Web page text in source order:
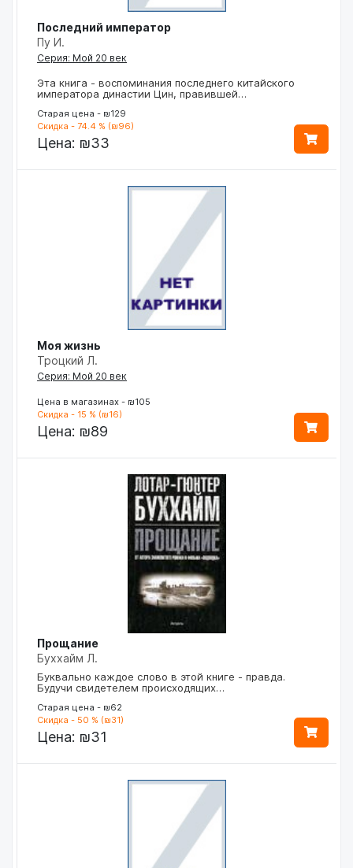
Последний император
Пу И.
Серия: Мой 20 век
Эта книга - воспоминания последнего китайского
императора династии Цин, правившей…
Старая цена - ₪129
Скидка - 74.4 % (₪96)
Цена: ₪33
Моя жизнь
Троцкий Л.
Серия: Мой 20 век
Цена в магазинах - ₪105
Скидка - 15 % (₪16)
Цена: ₪89
Прощание
Буххайм Л.
Буквально каждое слово в этой книге - правда.
Будучи свидетелем происходящих…
Старая цена - ₪62
Скидка - 50 % (₪31)
Цена: ₪31